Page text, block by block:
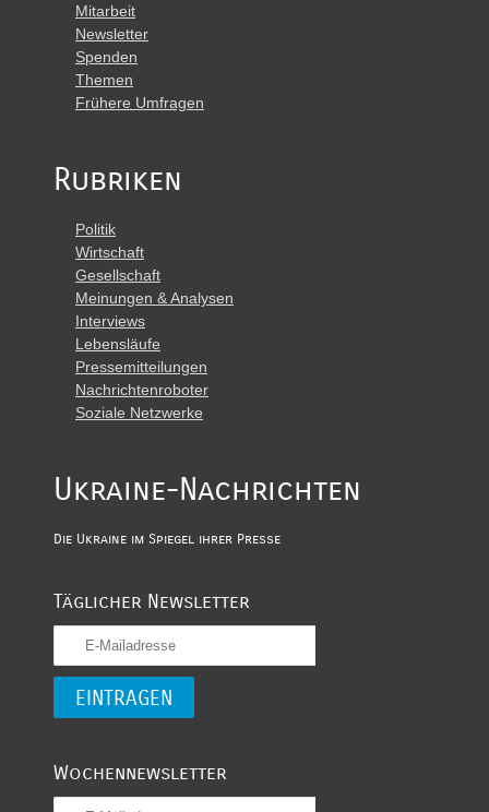
Mitarbeit
Newsletter
Spenden
Themen
Frühere Umfragen
Rubriken
Politik
Wirtschaft
Gesellschaft
Meinungen & Analysen
Interviews
Lebensläufe
Pressemitteilungen
Nachrichtenroboter
Soziale Netzwerke
Ukraine-Nachrichten
Die Ukraine im Spiegel ihrer Presse
Täglicher Newsletter
Wochennewsletter